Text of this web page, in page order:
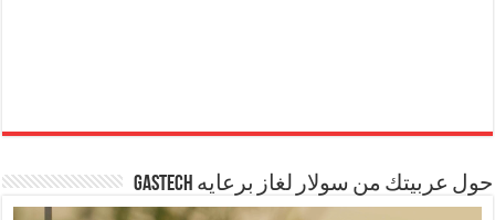
حول عربيتك من سولار لغاز برعايه GASTECH